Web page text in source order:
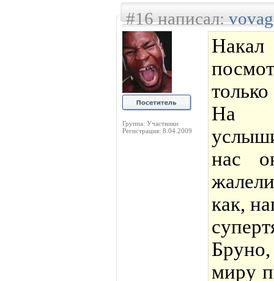
#16 написал:
Группа: Участники
Регистрация: 8.04.2009
На
нас
как,
миру